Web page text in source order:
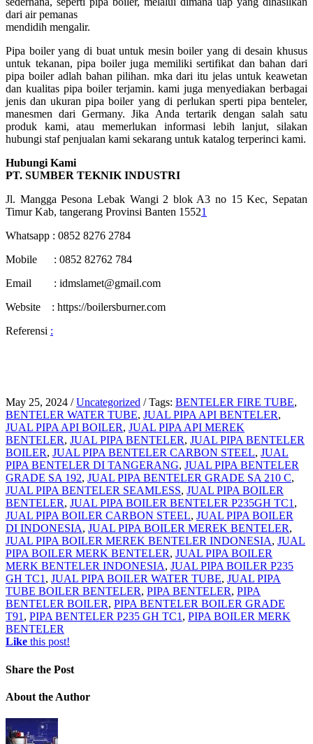
dari air pemanas
mendidih mengalir.
Pipa boiler yang di buat untuk mesin boiler yang di desain khusus
untuk tekanan, pipa boiler juga memiliki sertifikat dan bahan dari
pipa boiler adlah bahan pilihan. mka dari itu jelas untuk keawetan
dan kualitas pipa boiler terjamin. kami juga menyediakan berbagai
jenis dan ukuran pipa boiler yang di perlukan sperti pipa benteler,
manesmen dari Germany. Jika Anda tertarik dengan salah satu
produk kami, atau memerlukan informasi lebih lanjut, silakan
hubungi staf penjualan kami sekarang untuk katalog terperinci kami.
Hubungi Kami
PT. SUMBER TEKNIK INDUSTRI
Jl. Mangga Pesona Lebak Wangi 2 blok A3 no 15 Kec, Sepatan
Timur Kab, tangerang Provinsi Banten 15521
Whatsapp : 0852 8276 2784
Mobile : 0852 82762 784
Email : idmslamet@gmail.com
Website : https://boilersburner.com
Referensi :
May 25, 2024 / Uncategorized / Tags: BENTELER FIRE TUBE,
BENTELER WATER TUBE, JUAL PIPA API BENTELER,
JUAL PIPA API BOILER, JUAL PIPA API MEREK
BENTELER, JUAL PIPA BENTELER, JUAL PIPA BENTELER
BOILER, JUAL PIPA BENTELER CARBON STEEL, JUAL
PIPA BENTELER DI TANGERANG, JUAL PIPA BENTELER
GRADE SA 192, JUAL PIPA BENTELER GRADE SA 210 C,
JUAL PIPA BENTELER SEAMLESS, JUAL PIPA BOILER
BENTELER, JUAL PIPA BOILER BENTELER P235GH TC1 ,
JUAL PIPA BOILER CARBON STEEL, JUAL PIPA BOILER
DI INDONESIA, JUAL PIPA BOILER MEREK BENTELER,
JUAL PIPA BOILER MEREK BENTELER INDONESIA, JUAL
PIPA BOILER MERK BENTELER, JUAL PIPA BOILER
MERK BENTELER INDONESIA, JUAL PIPA BOILER P235
GH TC1 , JUAL PIPA BOILER WATER TUBE, JUAL PIPA
TUBE BOILER BENTELER, PIPA BENTELER, PIPA
BENTELER BOILER, PIPA BENTELER BOILER GRADE
T91 , PIPA BENTELER P235 GH TC1 , PIPA BOILER MERK
BENTELER
Like this post!
Share the Post
About the Author